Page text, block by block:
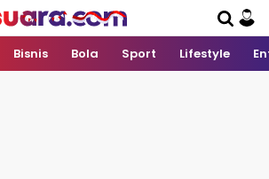
Bisnis Bola Sport Lifestyle